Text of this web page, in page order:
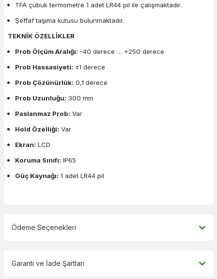
TFA çubuk termometre 1 adet LR44 pil ile çalışmaktadır.
Şeffaf taşıma kutusu bulunmaktadır.
TEKNİK ÖZELLİKLER
Prob Ölçüm Aralığı: -40 derece … +250 derece
Prob Hassasiyeti: ±1 derece
Prob Çözünürlük: 0,1 derece
Prob Uzunluğu: 300 mm
Paslanmaz Prob: Var
Hold Özelliği: Var
Ekran: LCD
Koruma Sınıfı: IP65
Güç Kaynağı: 1 adet LR44 pil
Ödeme Seçenekleri
Garanti ve İade Şartları